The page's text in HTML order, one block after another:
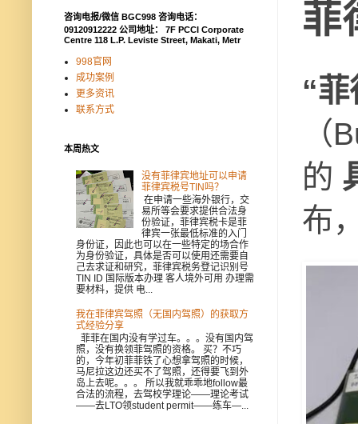
菲
“
（
的
布
咨询电报/微信 BGC998 咨询电话：
09120912222 公司地址： 7F PCCI Corporate
Centre 118 L.P. Leviste Street, Makati, Metr
998官网
成功案例
更多资讯
联系方式
本周热文
没有菲律宾地址可以申请
菲律宾税号TIN吗？
在申请一些海外银行，交
易所等会要求提供合法身
份验证，菲律宾税卡是菲
律宾一张最低标准的入门
身份证，因此也可以在一些特定的场合作
为身份验证，具体是否可以使用还需要自
己去求证和研究，菲律宾税务登记识别号
TIN ID 国际版本办理 客人境外可用 办理需
要材料，提供 电...
我在菲律宾驾照（无国内驾照）的获取方
式经验分享
菲菲在国内没有学过车。。。没有国内驾
照，没有换领菲驾照的资格。 买？不巧
的，今年初菲菲铁了心想拿驾照的时候，
马尼拉这边还买不了驾照，还得要飞到外
岛上去呢。。。 所以我就乖乖地follow最
合法的流程，去驾校学理论——理论考试
——去LTO领student permit——练车—...